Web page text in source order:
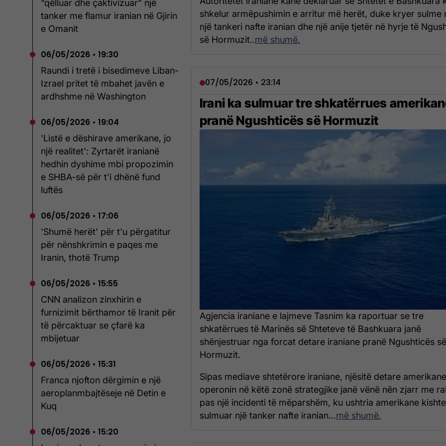
“qëlluar dhe çaktivizuar” një
tanker me flamur iranian në Gjirin
e Omanit
06/05/2026 • 19:30
Raundi i tretë i bisedimeve Liban-
Izrael pritet të mbahet javën e
ardhshme në Washington
06/05/2026 • 19:04
'Listë e dëshirave amerikane, jo
një realitet': Zyrtarët iranianë
hedhin dyshime mbi propozimin
e SHBA-së për t'i dhënë fund
luftës
06/05/2026 • 17:06
'Shumë herët' për t'u përgatitur
për nënshkrimin e paqes me
Iranin, thotë Trump
06/05/2026 • 15:55
CNN analizon zinxhirin e
furnizimit bërthamor të Iranit për
të përcaktuar se çfarë ka
mbijetuar
06/05/2026 • 15:31
Franca njofton dërgimin e një
aeroplanmbajtëseje në Detin e
Kuq
06/05/2026 • 15:20
shkelur armëpushimin e arritur më herët, duke kryer sulme
një tankeri nafte iranian dhe një anije tjetër në hyrje të
së Hormuzit..më shumë.
07/05/2026 • 23:14
Irani ka sulmuar tre shkatërrues
pranë Ngushticës së Hormuzit
Agjencia iraniane e lajmeve Tasnim ka raportuar se tre
shkatërrues të Marinës së Shteteve të Bashkuara janë
shënjestruar nga forcat detare iraniane pranë Ngushticës së
Hormuzit.
Sipas mediave shtetërore iraniane, njësitë detare
operonin në këtë zonë strategjike janë vënë nën zjarr me
pas një incidenti të mëparshëm, ku ushtria amerikane kishte
sulmuar një tanker nafte iranian...më shumë.